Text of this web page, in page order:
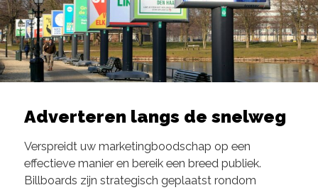
Adverteren langs de snelweg
Verspreidt uw marketingboodschap op een
effectieve manier en bereik een breed publiek.
Billboards zijn strategisch geplaatst rondom